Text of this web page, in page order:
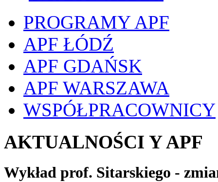
PROGRAMY APF
APF ŁÓDŹ
APF GDAŃSK
APF WARSZAWA
WSPÓŁPRACOWNICY
AKTUALNOŚCI Y APF
Wykład prof. Sitarskiego -